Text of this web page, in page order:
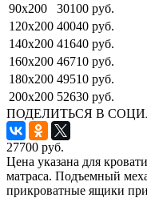
90x200
30100 руб.
120x200 40040 руб.
140x200 41640 руб.
160x200 46710 руб.
180x200 49510 руб.
200x200 52630 руб.
ПОДЕЛИТЬСЯ В
27700 руб.
Цена указана для
матраса. Подъемный
прикроватные ящики